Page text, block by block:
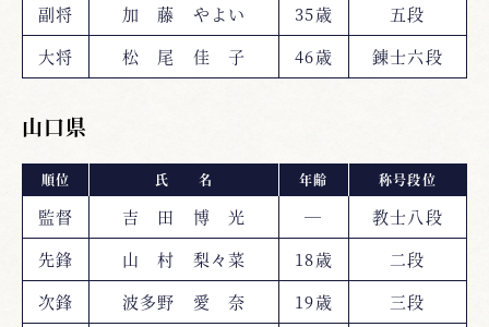
副将
加 藤 やよい 35歳
五段
大将
松 尾 佳 子 46歳 錬士六段
山口県
順位 氏 名 年齢 称号段位
監督 吉 田 博 光 ―
教士八段
先鋒
山 村 梨々菜 18歳
二段
次鋒
波多野 愛 奈 19歳
三段